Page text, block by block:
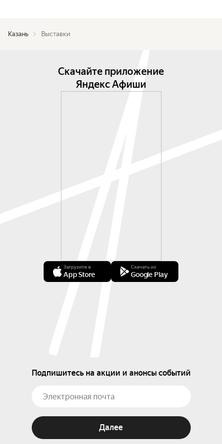
Казань Выставки
Скачайте приложение
Яндекс Афиши
Загрузите в
App Store
Скачать из
Google Play
Подпишитесь на акции и анонсы событий
Далее